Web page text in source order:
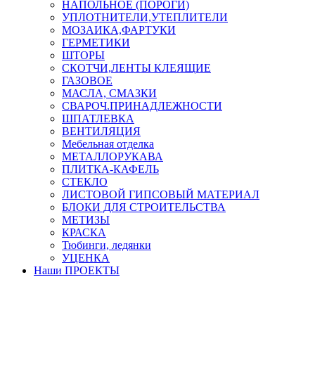
НАПОЛЬНОЕ (ПОРОГИ)
УПЛОТНИТЕЛИ,УТЕПЛИТЕЛИ
МОЗАИКА,ФАРТУКИ
ГЕРМЕТИКИ
ШТОРЫ
СКОТЧИ,ЛЕНТЫ КЛЕЯЩИЕ
ГАЗОВОЕ
МАСЛА, СМАЗКИ
СВАРОЧ.ПРИНАДЛЕЖНОСТИ
ШПАТЛЕВКА
ВЕНТИЛЯЦИЯ
Мебельная отделка
МЕТАЛЛОРУКАВА
ПЛИТКА-КАФЕЛЬ
СТЕКЛО
ЛИСТОВОЙ ГИПСОВЫЙ МАТЕРИАЛ
БЛОКИ ДЛЯ СТРОИТЕЛЬСТВА
МЕТИЗЫ
КРАСКА
Тюбинги, ледянки
УЦЕНКА
Наши ПРОЕКТЫ